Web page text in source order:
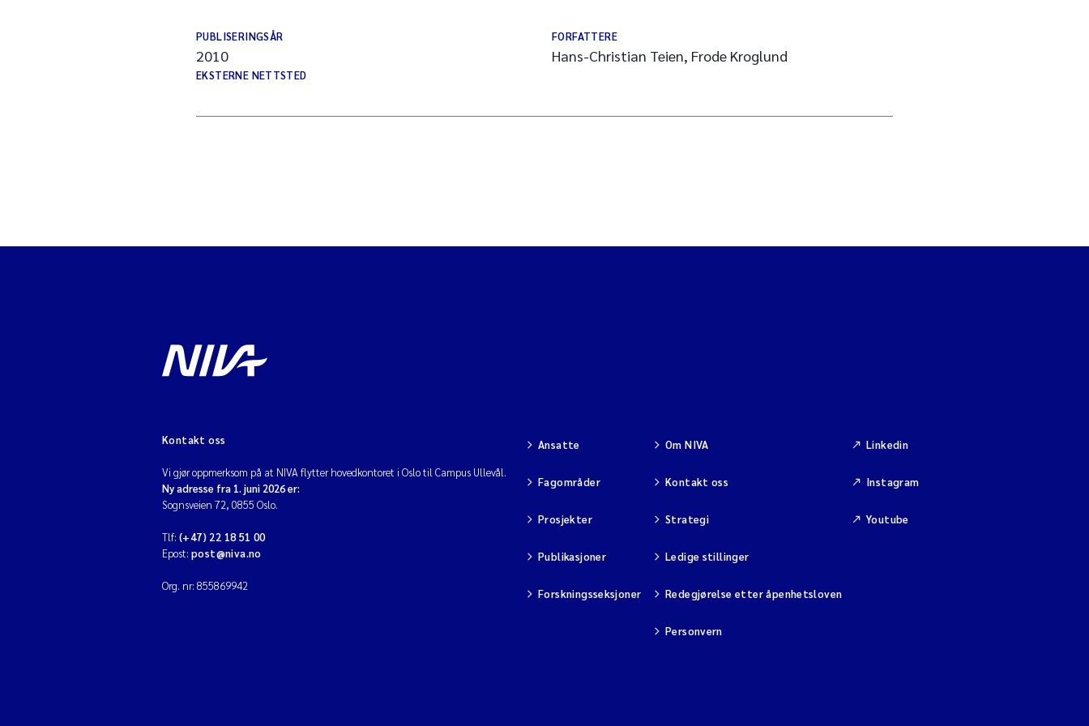
PUBLISERINGSÅR
2010
EKSTERNE NETTSTED
FORFATTERE
Hans-Christian Teien, Frode Kroglund
Kontakt oss
Vi gjør oppmerksom på at NIVA flytter hovedkontoret i Oslo til Campus Ullevål.
Ny adresse fra 1. juni 2026 er:
Sognsveien 72, 0855 Oslo.
Tlf: (+47) 22 18 51 00
Epost: post@niva.no
Org. nr: 855869942
Ansatte
Fagområder
Prosjekter
Publikasjoner
Forskningsseksjoner
Om NIVA
Kontakt oss
Strategi
Ledige stillinger
Redegjørelse etter åpenhetsloven
Personvern
Linkedin
Instagram
Youtube